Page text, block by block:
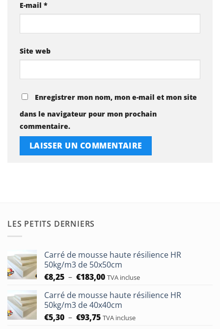
E-mail *
Site web
Enregistrer mon nom, mon e-mail et mon site
dans le navigateur pour mon prochain
commentaire.
LES PETITS DERNIERS
Carré de mousse haute résilience HR
50kg/m3 de 50x50cm
€8,25 – €183,00Plage
prix :
€8,25
à
TVA incluse
Carré de mousse haute résilience HR
50kg/m3 de 40x40cm
€5,30 – €93,75Plage
TVA incluse